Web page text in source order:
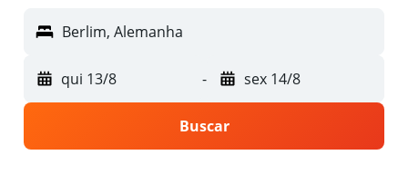
Berlim, Alemanha
qui 13/8 - sex 14/8
Buscar